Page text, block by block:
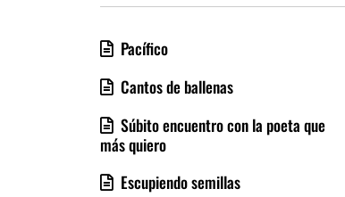
Pacífico
Cantos de ballenas
Súbito encuentro con la poeta que
más quiero
Escupiendo semillas